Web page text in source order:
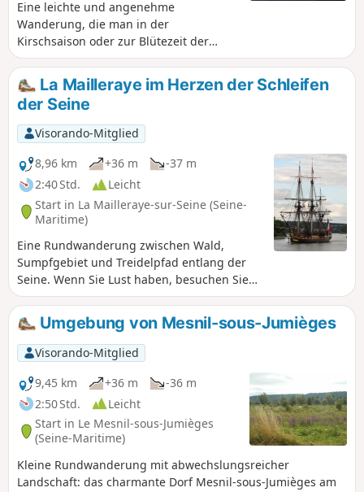
Eine leichte und angenehme
Wanderung, die man in der
Kirschsaison oder zur Blütezeit der
zahlreichen Obstbäume entlang der
Strecke unternehmen sollte. Schöne
Ausblicke auf die Abtei und die Seine.
La Mailleraye im Herzen der Schleifen
der Seine
Visorando-Mitglied
8,96 km
+36 m
-37 m
2:40 Std.
Leicht
Start in La Mailleraye-sur-Seine (Seine-
Maritime)
Eine Rundwanderung zwischen Wald,
Sumpfgebiet und Treidelpfad entlang der
Seine. Wenn Sie Lust haben, besuchen Sie
Brigitte, die bei sich zu Hause Tiger und
Löwen aufnimmt (natürlich unter Einhaltung
aller Sicherheitsvorkehrungen).
Umgebung von Mesnil-sous-Jumièges
Visorando-Mitglied
9,45 km
+36 m
-36 m
2:50 Std.
Leicht
Start in Le Mesnil-sous-Jumièges
(Seine-Maritime)
Kleine Rundwanderung mit abwechslungsreicher
Landschaft: das charmante Dorf Mesnil-sous-Jumièges am